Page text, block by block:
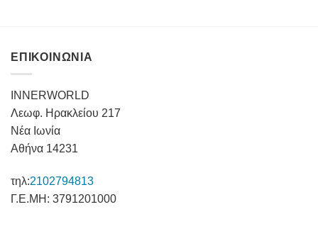
ΕΠΙΚΟΙΝΩΝΙΑ
INNERWORLD
Λεωφ. Ηρακλείου 217
Νέα Ιωνία
Αθήνα 14231
τηλ:2102794813
Γ.Ε.ΜΗ: 3791201000